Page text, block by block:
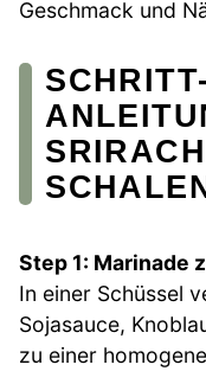
Geschmack und
Step 1: Marinade
In einer Schüssel
Sojasauce,
zu einer